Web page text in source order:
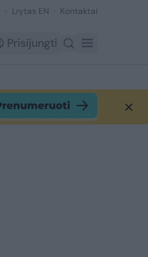
Lrytas EN Kontaktai
Prisijungti